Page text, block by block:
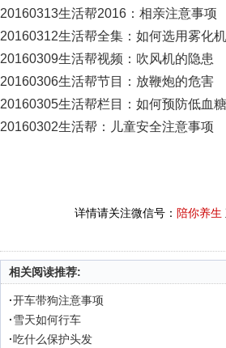
20160313生活帮2016：相亲注意事项
20160312生活帮全集：如何选用雾化机
20160309生活帮视频：吹风机的隐患
20160306生活帮节目：放鞭炮的危害
20160305生活帮栏目：如何预防低血糖
20160302生活帮：儿童安全注意事项
详情请关注微信号： 陪你养生
相关阅读推荐:
·开车带狗注意事项
·雪天如何行车
·吃什么保护头发